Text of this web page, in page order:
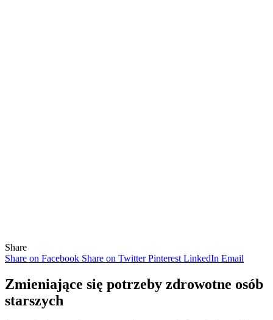
Share
Share on Facebook Share on Twitter Pinterest LinkedIn Email
Zmieniające się potrzeby zdrowotne osób
starszych